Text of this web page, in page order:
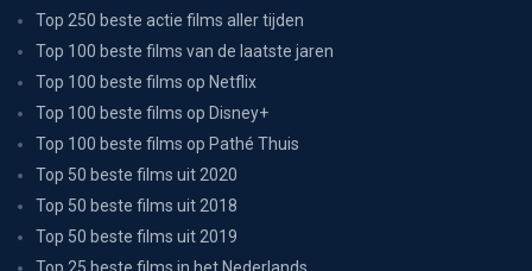
Top 250 beste actie films aller tijden
Top 100 beste films van de laatste jaren
Top 100 beste films op Netflix
Top 100 beste films op Disney+
Top 100 beste films op Pathé Thuis
Top 50 beste films uit 2020
Top 50 beste films uit 2018
Top 50 beste films uit 2019